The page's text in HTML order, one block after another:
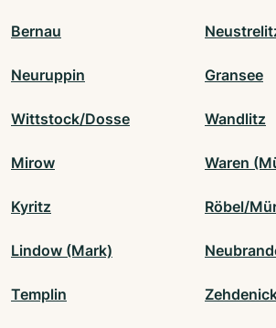
Bernau
Neuruppin Gransee
Wittstock/Dosse Wandlitz
Mirow Waren
Kyritz Röbel/
Lindow (Mark)
Templin